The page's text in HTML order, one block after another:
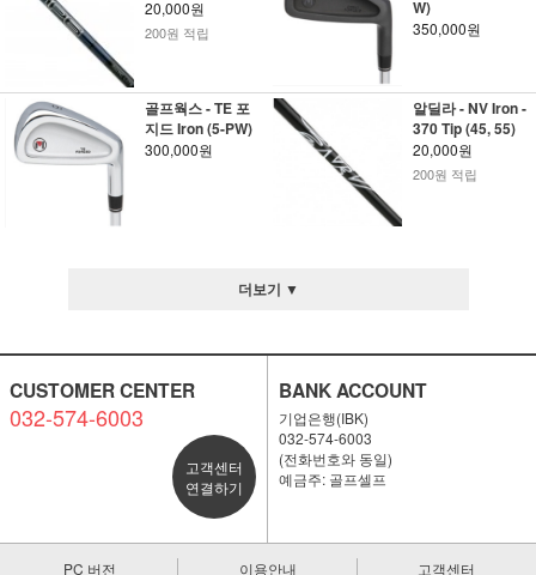
20,000원
200원 적립
W)
350,000원
골프웍스 - TE 포
지드 Iron (5-PW)
300,000원
알딜라 - NV Iron -
370 Tip (45, 55)
20,000원
200원 적립
더보기 ▼
CUSTOMER CENTER
032-574-6003
고객센터
연결하기
BANK ACCOUNT
기업은행(IBK)
032-574-6003
(전화번호와 동일)
예금주: 골프셀프
PC 버전 이용안내 고객센터